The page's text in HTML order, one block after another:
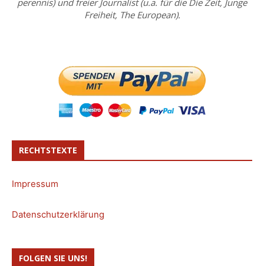
Freiheit, The European).
RECHTSTEXTE
Impressum
Datenschutzerklärung
FOLGEN SIE UNS!